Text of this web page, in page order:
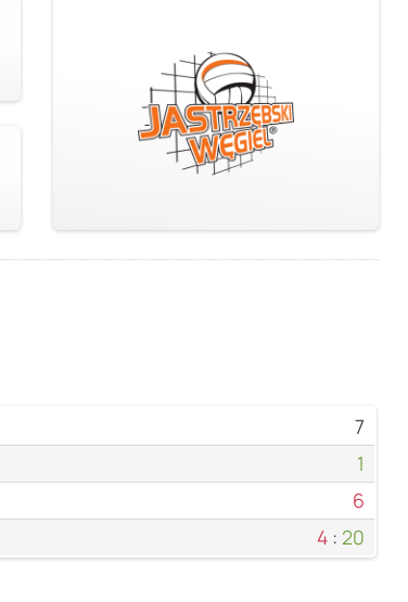
7
1
6
4 : 20